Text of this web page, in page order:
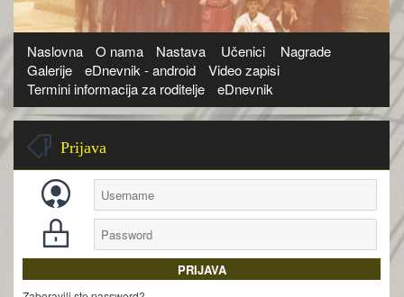
Naslovna O nama Nastava Učenici
Nagrade
Galerije
eDnevnik - android
Video zapisi
Termini informacija za roditelje
eDnevnik
Prijava